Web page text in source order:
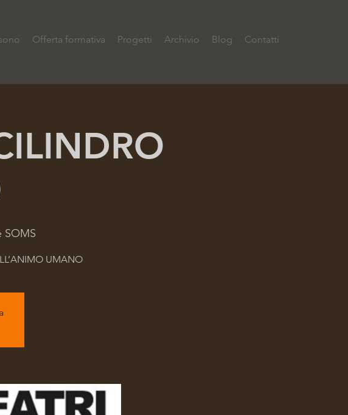
Offerta formativa Progetti Archivio Blog Contatti
SOMS
UMANO